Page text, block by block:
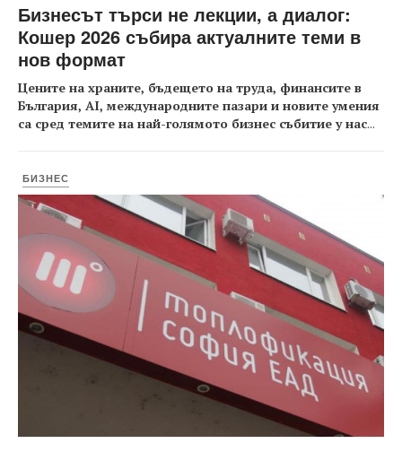
Бизнесът търси не лекции, а диалог:
Кошер 2026 събира актуалните теми в
нов формат
Цените на храните, бъдещето на труда, финансите в
България, AI, международните пазари и новите умения
са сред темите на най-голямото бизнес събитие у нас...
БИЗНЕС